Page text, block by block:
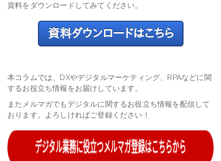
資料をダウンロードしてみてください。
本コラムでは、DXやデジタルマーケティング、RPAなどに関
するお役立ち情報をお届けしています。
またメルマガでもデジタルに関するお役立ち情報を配信して
おります。よろしければご登録ください！